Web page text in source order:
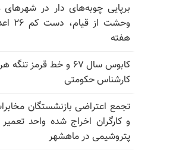
برپایی چوبه‌های دار در
وحشت
هفته
کابوس سال ۶۷ و خط قرمز
کارشناس حکومتی
تجمع اعتراضی بازنشستگان
و کارگران اخراج شده واحد
پتروشیمی در ماهشهر